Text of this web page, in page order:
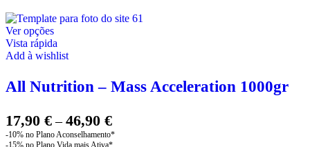
Ver opçõesThis
product
has
variants.
The
may
be
chosen
Vista rápida
Add à wishlist
All Nutrition – Mass Acceleration 1000gr
17,90 € – 46,90 €Price
range: